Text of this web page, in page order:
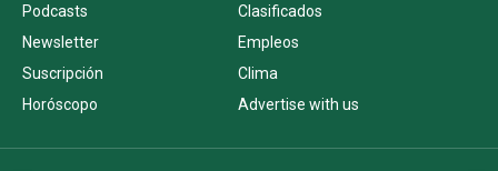
Podcasts
Clasificados
Newsletter
Empleos
Suscripción
Clima
Horóscopo
Advertise with us